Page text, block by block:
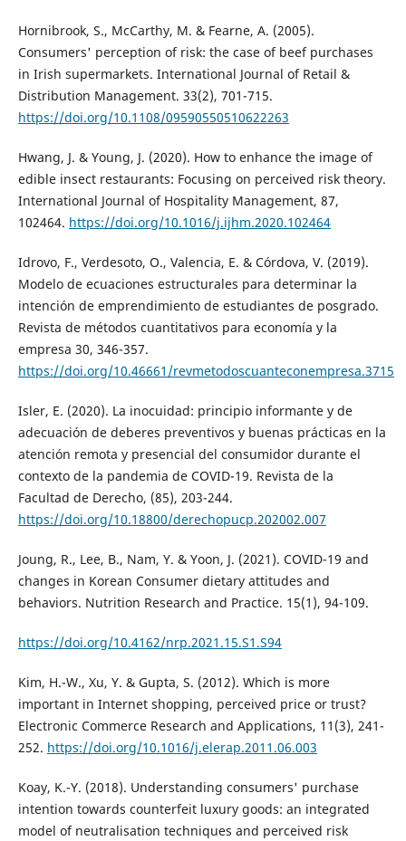
Hornibrook, S., McCarthy, M. & Fearne, A. (2005).
Consumers' perception of risk: the case of beef purchases
in Irish supermarkets. International Journal of Retail &
Distribution Management. 33(2), 701-715.
https://doi.org/10.1108/09590550510622263
Hwang, J. & Young, J. (2020). How to enhance the image of
edible insect restaurants: Focusing on perceived risk theory.
International Journal of Hospitality Management, 87,
102464. https://doi.org/10.1016/j.ijhm.2020.102464
Idrovo, F., Verdesoto, O., Valencia, E. & Córdova, V. (2019).
Modelo de ecuaciones estructurales para determinar la
intención de emprendimiento de estudiantes de posgrado.
Revista de métodos cuantitativos para economía y la
empresa 30, 346-357.
https://doi.org/10.46661/revmetodoscuanteconempresa.3715
Isler, E. (2020). La inocuidad: principio informante y de
adecuación de deberes preventivos y buenas prácticas en la
atención remota y presencial del consumidor durante el
contexto de la pandemia de COVID-19. Revista de la
Facultad de Derecho, (85), 203-244.
https://doi.org/10.18800/derechopucp.202002.007
Joung, R., Lee, B., Nam, Y. & Yoon, J. (2021). COVID-19 and
changes in Korean Consumer dietary attitudes and
behaviors. Nutrition Research and Practice. 15(1), 94-109.
https://doi.org/10.4162/nrp.2021.15.S1.S94
Kim, H.-W., Xu, Y. & Gupta, S. (2012). Which is more
important in Internet shopping, perceived price or trust?
Electronic Commerce Research and Applications, 11(3), 241-
252. https://doi.org/10.1016/j.elerap.2011.06.003
Koay, K.-Y. (2018). Understanding consumers' purchase
intention towards counterfeit luxury goods: an integrated
model of neutralisation techniques and perceived risk